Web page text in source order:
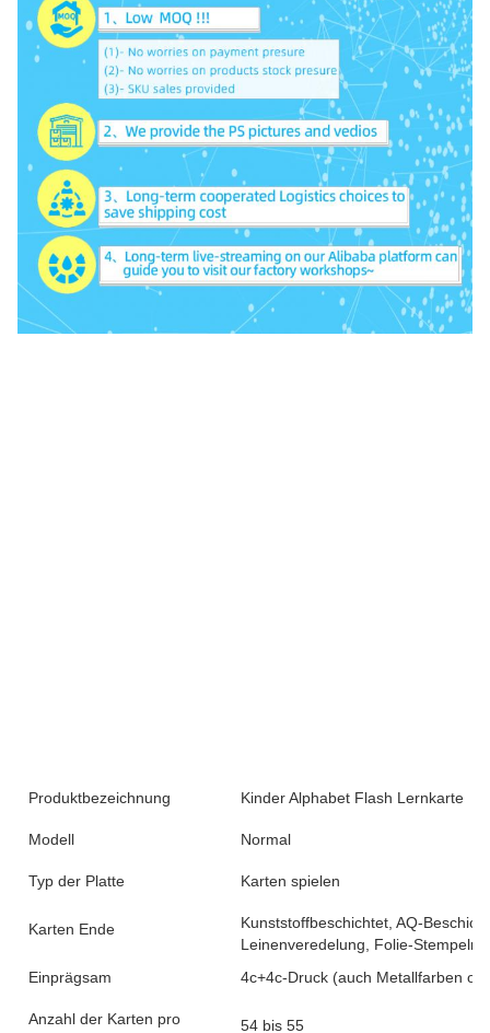
Produktbezeichnung Kinder Alphabet Flash Lernkarte
Modell Normal
Typ der Platte Karten spielen
Karten Ende
Kunststoffbeschichtet, AQ-
Leinenveredelung, Folie-Stempeln,
Einprägsam
4c+4c-Druck (auch Metallfarben
Anzahl der Karten pro
54 bis 55